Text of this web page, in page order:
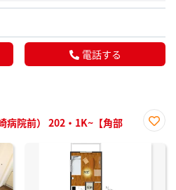
電話する
病院前） 202・1K~【角部
に入